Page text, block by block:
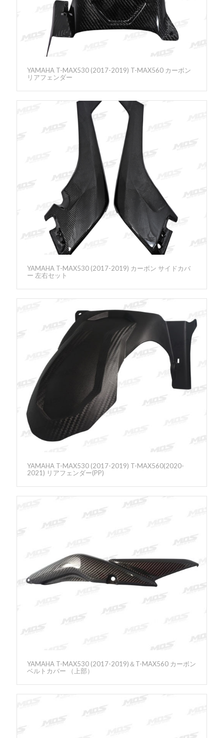
YAMAHA T-MAX530 (2017-2019) T-MAX560 カーボン
リアフェンダー
YAMAHA T-MAX530 (2017-2019) カーボン サイドカバ
ー 左右セット
YAMAHA T-MAX530 (2017-2019) T-MAX560(2020-
2021) リアフェンダー(PP)
YAMAHA T-MAX530 (2017-2019)＆T-MAX560 カーボン
ベルトカバー （上部）